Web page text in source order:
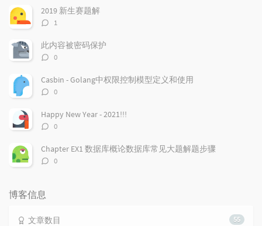
章
2019 新生赛题解
评
数：
1
此内容被密码保护
评
数：
0
Casbin - Golang中权限控制模型定义和使用
评
数：
0
Happy New Year - 2021!!!
评
数：
0
Chapter EX1 数据库概论数据库常见大题解题步骤
评
0
博客信息
55
文章数目